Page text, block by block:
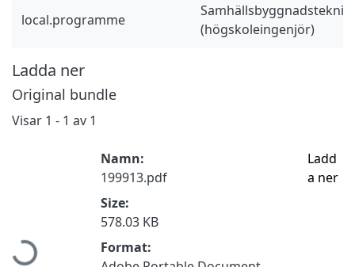
local.programme
Samhällsbyggnadsteknik
(högskoleingenjör)
Ladda ner
Original bundle
Visar 1 - 1 av 1
Hämtar...
Namn:
199913.pdf
Size:
578.03 KB
Format:
Ladd
a ner